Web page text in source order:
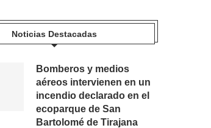
Noticias Destacadas
Bomberos y medios
aéreos intervienen en un
incendio declarado en el
ecoparque de San
Bartolomé de Tirajana